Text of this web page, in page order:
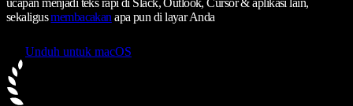
ucapan menjadi teks rapi di Slack, Outlook, Cursor & aplikasi lain,
sekaligusmembacakan apa pun di layar Anda
Unduh untuk macOS